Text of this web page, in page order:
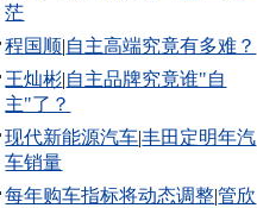
茫
程国顺|自主高端究竟有多难？
王灿彬|自主品牌究竟谁"自
主"了？
现代新能源汽车|丰田定明年汽
车销量
每年购车指标将动态调整|管欣